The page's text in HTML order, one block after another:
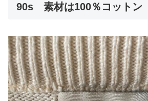
90s 素材は100％コットン